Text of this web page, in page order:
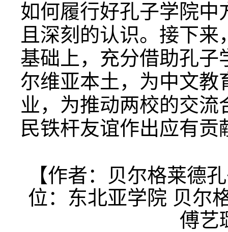
如何履行好孔子学院中
且深刻的认识。接下
基础上，充分借助孔子
尔维亚本土，为中文教
业，为推动两校的交
民铁杆友谊作出应有贡
【作者：贝尔格莱德
位：东北亚学院 贝尔
傅艺